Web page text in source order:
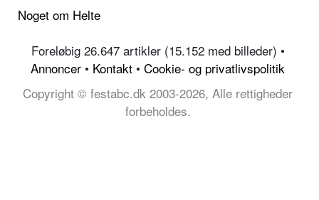
Noget om Helte
Foreløbig 26.647 artikler (15.152 med billeder) •
Annoncer • Kontakt • Cookie- og privatlivspolitik
Copyright © festabc.dk 2003-2026, Alle rettigheder
forbeholdes.